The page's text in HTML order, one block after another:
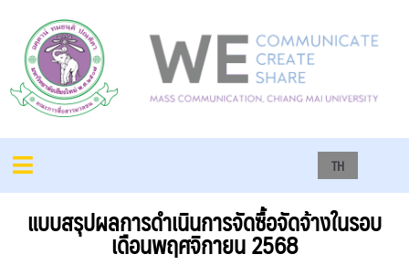
TH
แบบสรุปผลการดำเนินการจัดซื้อจัดจ้างในรอบ
เดือนพฤศจิกายน 2568